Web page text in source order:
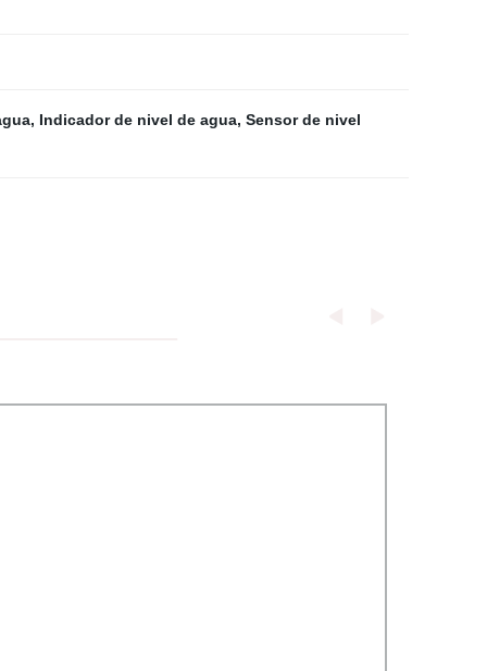
, Indicador de nivel de agua, Sensor de nivel